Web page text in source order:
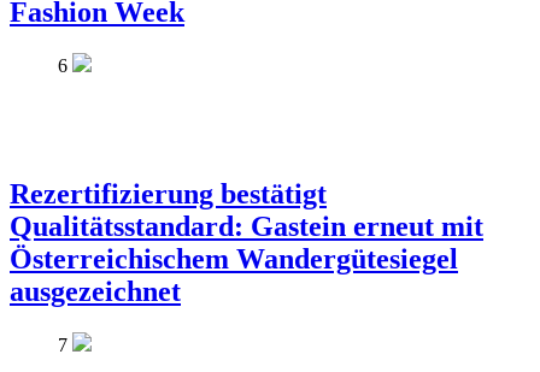
Fashion Week
6
Rezertifizierung bestätigt
Qualitätsstandard: Gastein erneut mit
Österreichischem Wandergütesiegel
ausgezeichnet
7